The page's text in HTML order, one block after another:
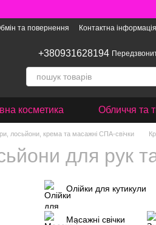
та повернення Контактна інформація
+380931628194
косметика Обличчя та
лосьйони, крема та масажні СПА-свічки
для рук та
Олійки для кутикули
Масажні свічки